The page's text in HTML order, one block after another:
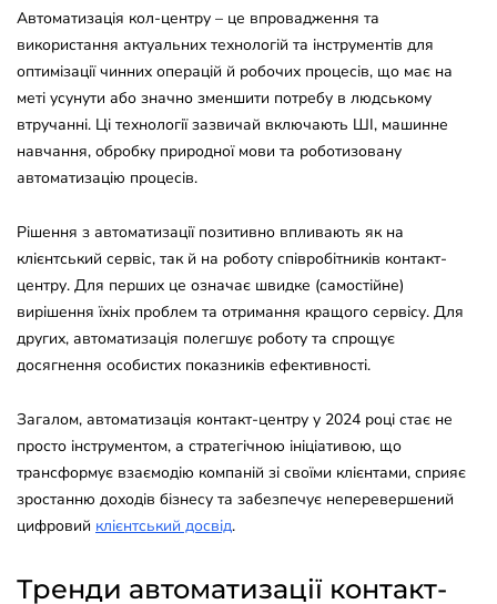
Автоматизація кол-центру – це впровадження та
використання актуальних технологій та інструментів для
оптимізації чинних операцій й робочих процесів, що має на
меті усунути або значно зменшити потребу в людському
втручанні. Ці технології зазвичай включають ШІ, машинне
навчання, обробку природної мови та роботизовану
автоматизацію процесів.
Рішення з автоматизації позитивно впливають як на
клієнтський сервіс, так й на роботу співробітників контакт-
центру. Для перших це означає швидке (самостійне)
вирішення їхніх проблем та отримання кращого сервісу. Для
других, автоматизація полегшує роботу та спрощує
досягнення особистих показників ефективності.
Загалом, автоматизація контакт-центру у 2024 році стає не
просто інструментом, а стратегічною ініціативою, що
трансформує взаємодію компаній зі своїми клієнтами, сприяє
зростанню доходів бізнесу та забезпечує неперевершений
цифровий клієнтський досвід.
Тренди автоматизації контакт-